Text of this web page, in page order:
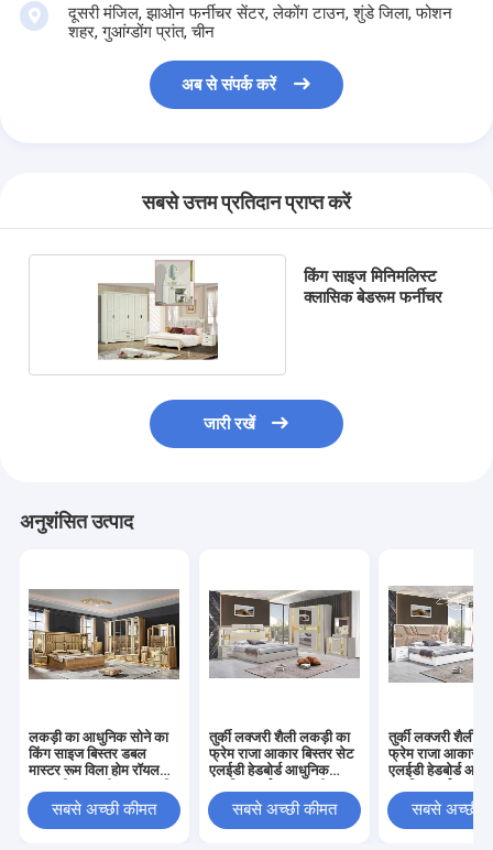
दूसरी मंजिल, झाओन फर्नीचर सेंटर, लेकोंग टाउन, शुंडे जिला, फोशन
शहर, गुआंग्डोंग प्रांत, चीन
अब से संपर्क करें
सबसे उत्तम प्रतिदान प्राप्त करें
किंग साइज मिनिमलिस्ट
क्लासिक बेडरूम फर्नीचर
जारी रखें
अनुशंसित उत्पाद
लकड़ी का आधुनिक सोने का
किंग साइज बिस्तर डबल
मास्टर रूम विला होम रॉयल
बेडरूम फर्नीचर सेट
सबसे अच्छी कीमत
तुर्की लक्जरी शैली लकड़ी का
फ्रेम राजा आकार बिस्तर सेट
एलईडी हेडबोर्ड आधुनिक
बेडरूम सेट फर्नीचर
सबसे अच्छी कीमत
तुर्की लक्जरी शैली
फ्रेम राजा आकार
एलईडी हेडबोर्ड
बेडरूम सेट फर्नीचर
सबसे अच्छी